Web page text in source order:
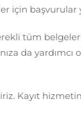
için başvurular
tüm
da
Kayıt